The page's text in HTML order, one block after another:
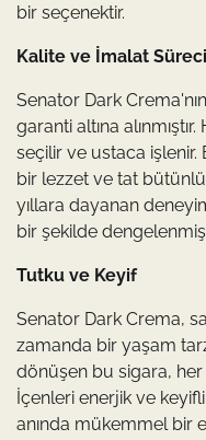
bir seçenektir.
Kalite ve İmalat Süreci
Senator Dark
garanti altına
seçilir ve ustaca
bir lezzet ve tat
yıllara dayanan
bir şekilde dengelenmiş
Tutku ve Keyif
Senator Dark Crema,
zamanda bir yaşam
dönüşen bu sigara,
İçenleri enerjik ve
anında mükemmel bir